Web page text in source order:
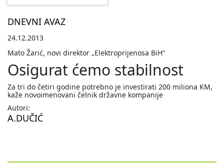
DNEVNI AVAZ
24.12.2013
Mato Žarić, novi direktor „Elektroprijenosa BiH“
Osigurat ćemo stabilnost
Za tri do četiri godine potrebno je investirati 200 miliona KM,
kaže novoimenovani čelnik državne kompanije
Autori:
A.DUČIĆ